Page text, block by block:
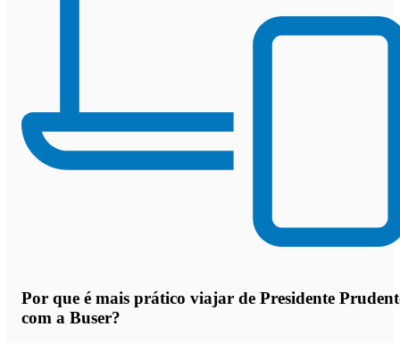
Por que é mais prático viajar de Presidente
com a Buser?